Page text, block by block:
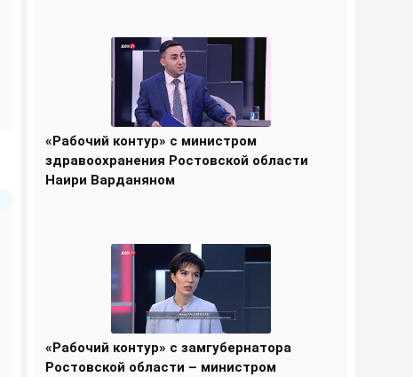
«Рабочий контур» с министром
здравоохранения Ростовской области
Наири Варданяном
«Рабочий контур» с замгубернатора
Ростовской области – министром